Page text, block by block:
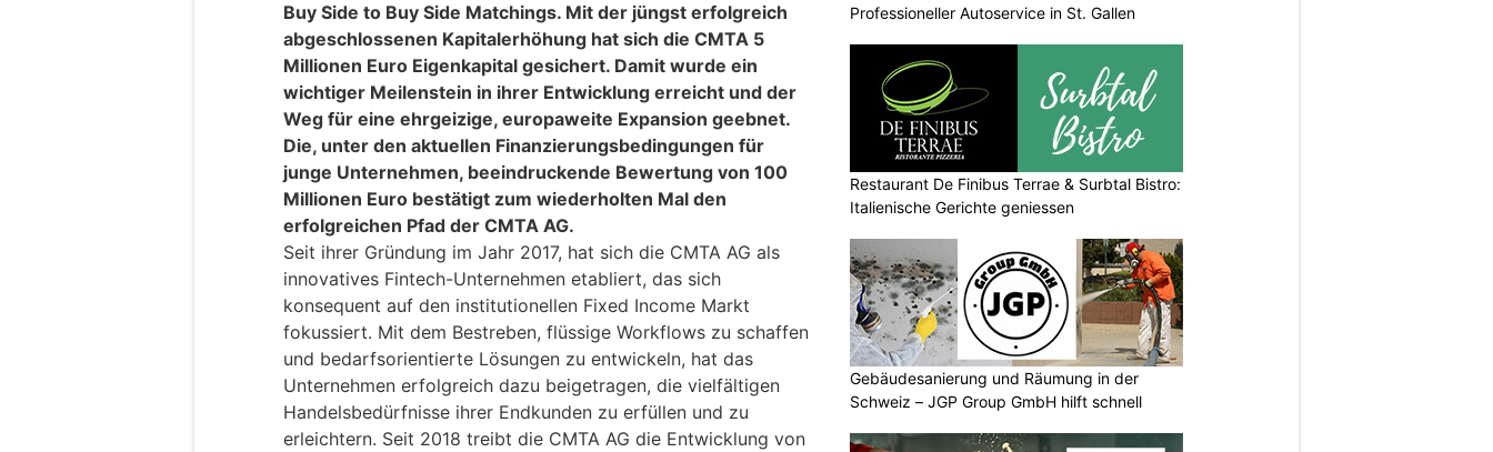
Buy Side to Buy Side Matchings. Mit der jüngst erfolgreich
abgeschlossenen Kapitalerhöhung hat sich die CMTA 5
Millionen Euro Eigenkapital gesichert. Damit wurde ein
wichtiger Meilenstein in ihrer Entwicklung erreicht und der
Weg für eine ehrgeizige, europaweite Expansion geebnet.
Die, unter den aktuellen Finanzierungsbedingungen für
junge Unternehmen, beeindruckende Bewertung von 100
Millionen Euro bestätigt zum wiederholten Mal den
erfolgreichen Pfad der CMTA AG.
Seit ihrer Gründung im Jahr 2017, hat sich die CMTA AG als
innovatives Fintech-Unternehmen etabliert, das sich
konsequent auf den institutionellen Fixed Income Markt
fokussiert. Mit dem Bestreben, flüssige Workflows zu schaffen
und bedarfsorientierte Lösungen zu entwickeln, hat das
Unternehmen erfolgreich dazu beigetragen, die vielfältigen
Handelsbedürfnisse ihrer Endkunden zu erfüllen und zu
erleichtern. Seit 2018 treibt die CMTA AG die Entwicklung von
Professioneller Autoservice in St. Gallen
Restaurant De Finibus Terrae & Surbtal Bistro:
Italienische Gerichte geniessen
Gebäudesanierung und Räumung in der
Schweiz – JGP Group GmbH hilft schnell